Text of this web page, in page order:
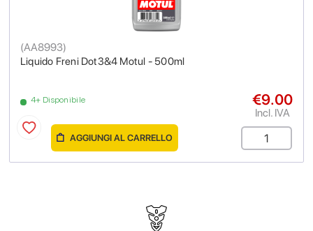
Liquido Freni Dot3&4 Motul - 500ml
(AA8993)
4+ Disponibile €9.00
Incl. IVA
AGGIUNGI AL CARRELLO